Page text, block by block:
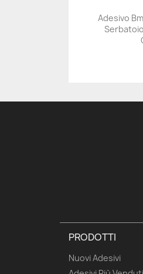
Adesivo
PRODOTTI
Nuovi Adesivi